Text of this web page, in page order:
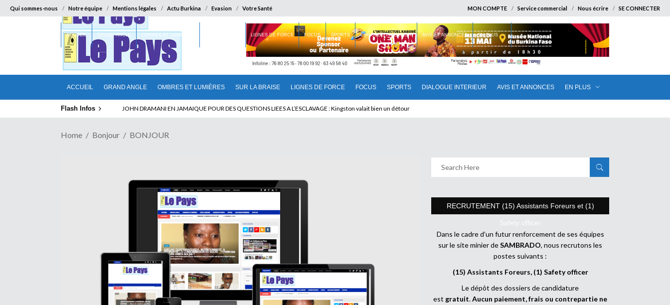
Qui sommes-nous Notre équipe Mentions légales Actu Burkina Evasion Votre Santé MON COMPTE Service commercial Nous écrire SE CONNECTER
ACCUEIL GRAND ANGLE OMBRES ET LUMIÈRES SUR LA BRAISE LIGNES DE FORCE FOCUS SPORTS DIALOGUE INTERIEUR AVIS ET ANNONCES EN PLUS
ACCUEIL GRAND ANGLE OMBRES ET LUMIÈRES LIGNES DE FORCE FOCUS SPORTS DIALOGUE INTERIEUR AVIS ET ANNONCES EN PLUS
Flash Infos ELECTION DE TALON A LA TETE DU SENAT BENINOIS : Quand Patrice quitte le pouvoir sans partir !
Home Bonjour BONJOUR
RECRUTEMENT (15) Assistants Foreurs et (1)
Safety officer
Dans le cadre d’un futur renforcement de ses équipes
sur le site minier deSAMBRADO, nous recrutons les
postes suivants :
(15) Assistants Foreurs, (1) Safety officer
Le dépôt des dossiers de candidature
est gratuit.Aucun paiement, frais ou contrepartie ne